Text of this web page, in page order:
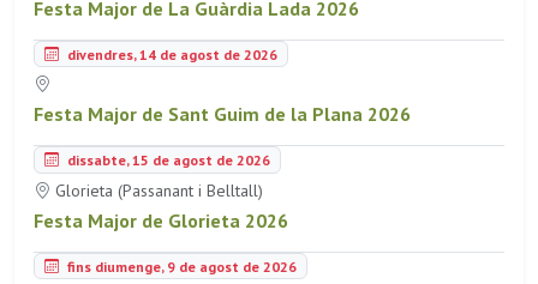
Festa Major de La Guàrdia Lada 2026
divendres, 14 de agost de 2026
Festa Major de Sant Guim de la Plana 2026
dissabte, 15 de agost de 2026
Glorieta (Passanant i Belltall)
Festa Major de Glorieta 2026
fins diumenge, 9 de agost de 2026